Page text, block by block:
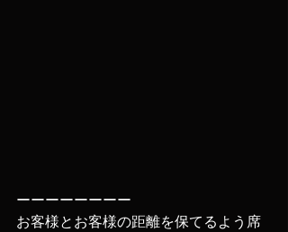
ーーーーーーーー
お客様とお客様の距離を保てるよう席